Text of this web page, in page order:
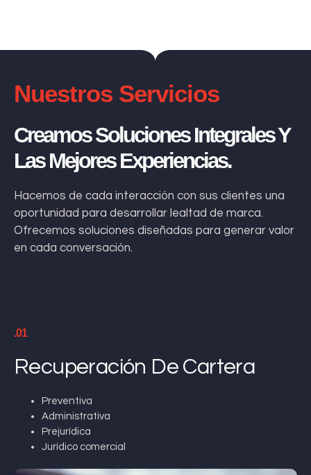
Nuestros Servicios
Creamos Soluciones Integrales Y
Las Mejores Experiencias.
Hacemos de cada interacción con sus clientes una
oportunidad para desarrollar lealtad de marca.
Ofrecemos soluciones diseñadas para generar valor
en cada conversación.
.01
Recuperación De Cartera
Preventiva
Administrativa
Prejurídica
Jurídico comercial